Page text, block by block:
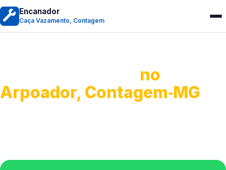
Encanador
Caça Vazamento, Contagem
no
Arpoador, Contagem‑MG